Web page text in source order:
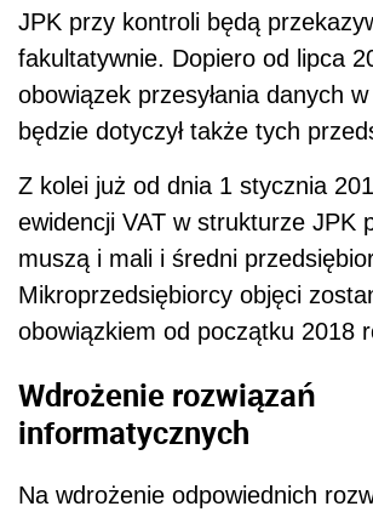
JPK przy kontroli będą
fakultatywnie. Dopiero od lipca
obowiązek przesyłania danych
będzie dotyczył także tych
Z kolei już od dnia 1 stycznia
ewidencji VAT w strukturze JPK
muszą i mali i średni
Mikroprzedsiębiorcy objęci
obowiązkiem od początku 2018
Wdrożenie rozwiązań
informatycznych
Na wdrożenie odpowiednich